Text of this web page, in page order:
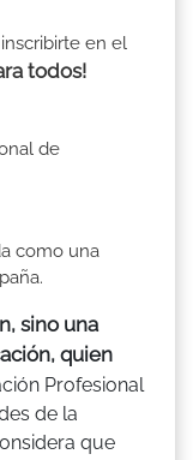
en el
todos!
de
como una
sino una
quien
Profesional
de la
que